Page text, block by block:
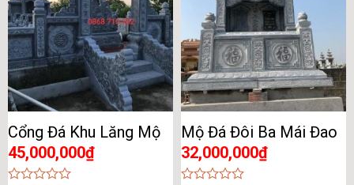
Cổng Đá Khu Lăng Mộ
45,000,000₫
Mộ Đá Đôi Ba Mái Đao
32,000,000₫